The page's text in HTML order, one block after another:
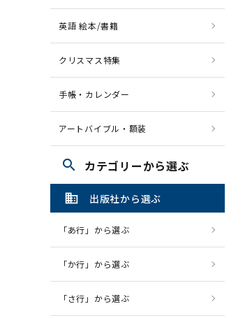
英語 絵本/書籍
クリスマス特集
手帳・カレンダー
アートバイブル・額装
search カテゴリーから選ぶ
domain 出版社から選ぶ
「あ行」から選ぶ
「か行」から選ぶ
「さ行」から選ぶ